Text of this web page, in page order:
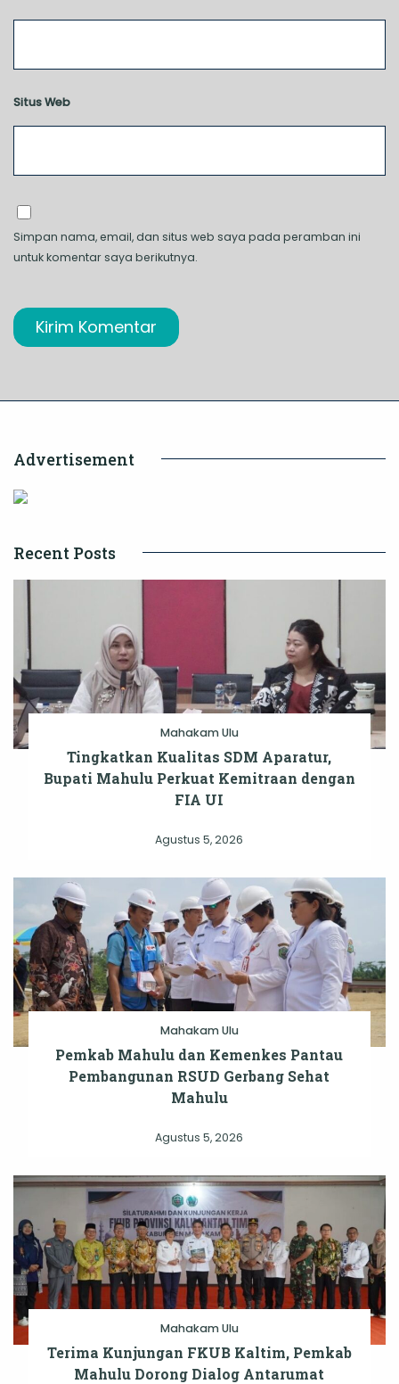
Situs Web
Simpan nama, email, dan situs web saya pada peramban ini
untuk komentar saya berikutnya.
Advertisement
Recent Posts
Mahakam Ulu
Tingkatkan Kualitas SDM Aparatur,
Bupati Mahulu Perkuat Kemitraan dengan
FIA UI
Agustus 5, 2026
Mahakam Ulu
Pemkab Mahulu dan Kemenkes Pantau
Pembangunan RSUD Gerbang Sehat
Mahulu
Agustus 5, 2026
Mahakam Ulu
Terima Kunjungan FKUB Kaltim, Pemkab
Mahulu Dorong Dialog Antarumat